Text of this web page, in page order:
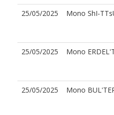
25/05/2025
Mono ShI-
25/05/2025
Mono
25/05/2025
Mono